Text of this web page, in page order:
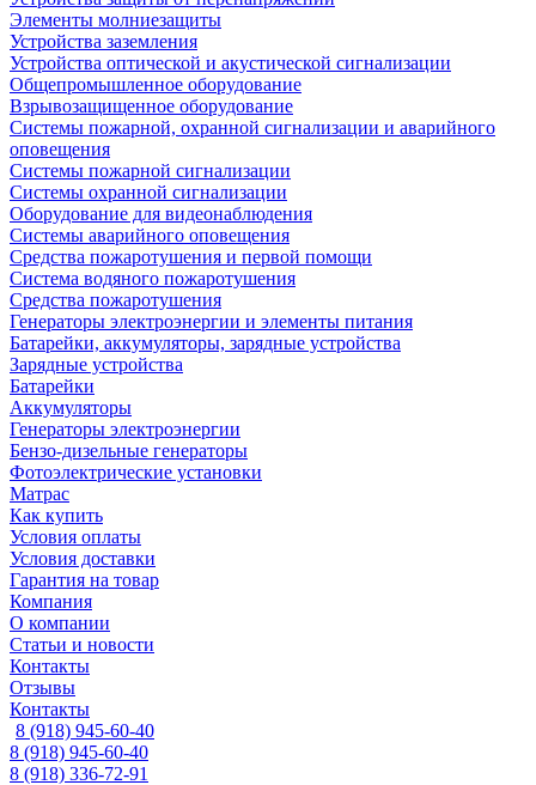
Элементы молниезащиты
Устройства заземления
Устройства оптической и акустической сигнализации
Общепромышленное оборудование
Взрывозащищенное оборудование
Системы пожарной, охранной сигнализации и аварийного
оповещения
Системы пожарной сигнализации
Системы охранной сигнализации
Оборудование для видеонаблюдения
Системы аварийного оповещения
Средства пожаротушения и первой помощи
Система водяного пожаротушения
Средства пожаротушения
Генераторы электроэнергии и элементы питания
Батарейки, аккумуляторы, зарядные устройства
Зарядные устройства
Батарейки
Аккумуляторы
Генераторы электроэнергии
Бензо-дизельные генераторы
Фотоэлектрические установки
Матрас
Как купить
Условия оплаты
Условия доставки
Гарантия на товар
Компания
О компании
Статьи и новости
Контакты
Отзывы
Контакты
8 (918) 945-60-40
8 (918) 945-60-40
8 (918) 336-72-91